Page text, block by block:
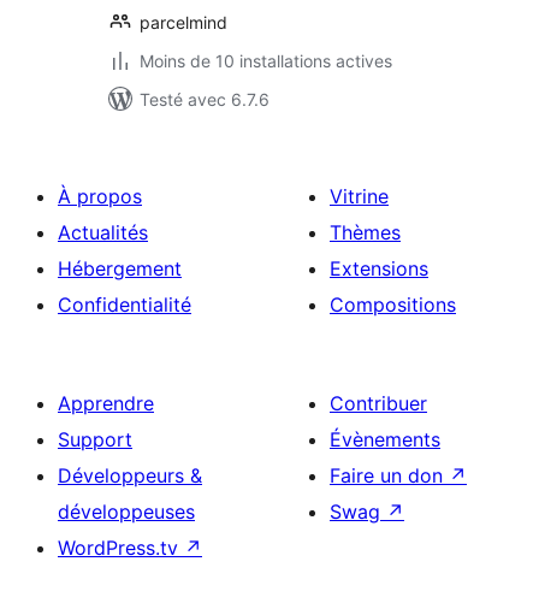
parcelmind
Moins de 10 installations actives
Testé avec 6.7.6
À propos
Actualités
Hébergement
Confidentialité
Vitrine
Thèmes
Extensions
Compositions
Apprendre
Support
Développeurs &
développeuses
WordPress.tv ↗
Contribuer
Évènements
Faire un don ↗
Swag ↗